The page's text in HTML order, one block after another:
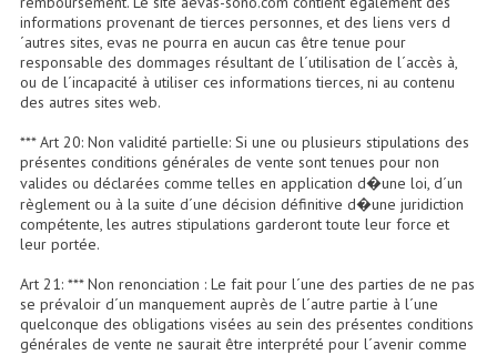
Divers Bricolage
Haut-Parleurs Origine Sav
Membrannes De Haut Parleurs
Pieces Détachées Sav
Public-Adress
Accessoires Public-Adress L100V
Amplificateurs (L 100v)
Enceintes Encastrables Ligne 100V 4-8 Ohm
informations provenant de tierces personnes, et des liens vers d
´autres sites, evas ne pourra en aucun cas être tenue pour
responsable des dommages résultant de l´utilisation de l´accès à,
ou de l´incapacité à utiliser ces informations tierces, ni au contenu
des autres sites web.
*** Art 20: Non validité partielle: Si une ou plusieurs stipulations des
présentes conditions générales de vente sont tenues pour non
valides ou déclarées comme telles en application d�une loi, d´un
règlement ou à la suite d´une décision définitive d�une juridiction
compétente, les autres stipulations garderont toute leur force et
leur portée.
Art 21: *** Non renonciation : Le fait pour l´une des parties de ne pas
se prévaloir d´un manquement auprès de l´autre partie à l´une
quelconque des obligations visées au sein des présentes conditions
générales de vente ne saurait être interprété pour l´avenir comme